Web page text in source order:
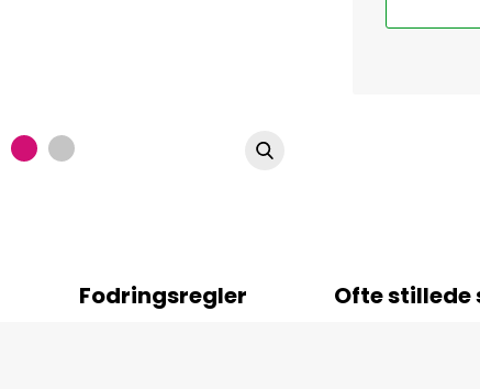
Fodringsregler Ofte